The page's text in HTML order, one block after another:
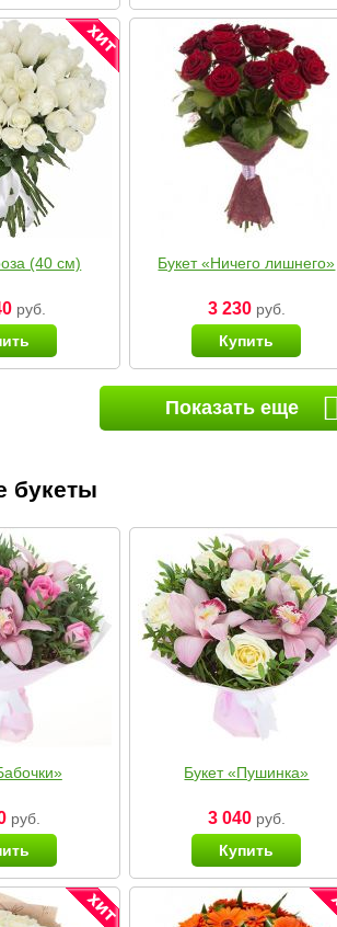
(40 см)
руб.
Букет «Ничего лишнего»
3 230руб.
Купить
Показать еще
букеты
руб.
Букет «Пушинка»
3 040руб.
Купить